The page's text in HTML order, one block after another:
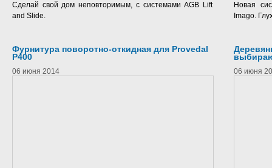
Сделай свой дом неповторимым, с системами AGB Lift
and Slide.
Новая
Imago.
Фурнитура поворотно-откидная для Provedal
P400
06 июня 2014 06 июня